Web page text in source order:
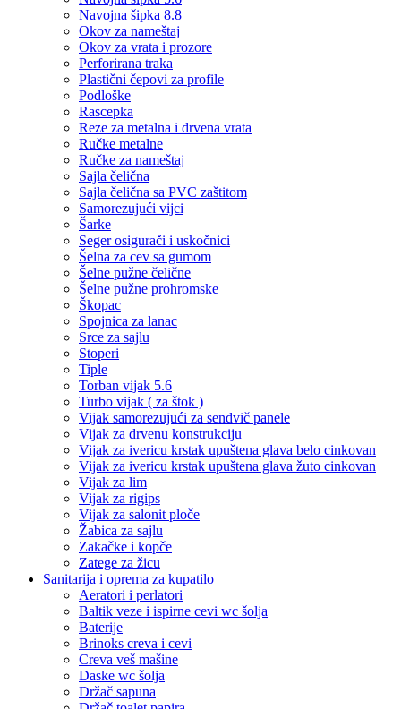
Navojna šipka 8.8
Okov za nameštaj
Okov za vrata i prozore
Perforirana traka
Plastični čepovi za profile
Podloške
Rascepka
Reze za metalna i drvena vrata
Ručke metalne
Ručke za nameštaj
Sajla čelična
Sajla čelična sa PVC zaštitom
Samorezujući vijci
Šarke
Seger osigurači i uskočnici
Šelna za cev sa gumom
Šelne pužne čelične
Šelne pužne prohromske
Škopac
Spojnica za lanac
Srce za sajlu
Stoperi
Tiple
Torban vijak 5.6
Turbo vijak ( za štok )
Vijak samorezujući za sendvič panele
Vijak za drvenu konstrukciju
Vijak za ivericu krstak upuštena glava belo cinkovan
Vijak za ivericu krstak upuštena glava žuto cinkovan
Vijak za lim
Vijak za rigips
Vijak za salonit ploče
Žabica za sajlu
Zakačke i kopče
Zatege za žicu
Sanitarija i oprema za kupatilo
Aeratori i perlatori
Baltik veze i ispirne cevi wc šolja
Baterije
Brinoks creva i cevi
Creva veš mašine
Daske wc šolja
Držač sapuna